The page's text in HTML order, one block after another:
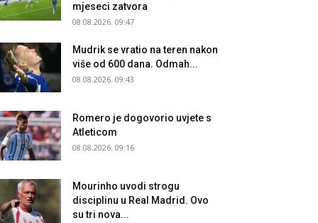
mjeseci zatvora
08.08.2026. 09:47
Mudrik se vratio na teren nakon
više od 600 dana. Odmah...
08.08.2026. 09:43
Romero je dogovorio uvjete s
Atleticom
08.08.2026. 09:16
Mourinho uvodi strogu
disciplinu u Real Madrid. Ovo
su tri nova...